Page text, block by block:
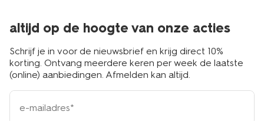
altijd op de hoogte van onze acties
Schrijf je in voor de nieuwsbrief en krijg direct 10%
korting. Ontvang meerdere keren per week de laatste
(online) aanbiedingen. Afmelden kan altijd.
e-
mailadres